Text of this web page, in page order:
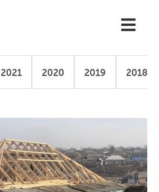
2021 2020 2019 2018